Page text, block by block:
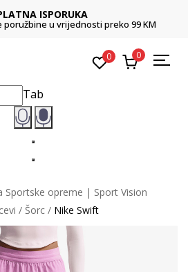
ISPORUKA
poružbine u vrijednosti preko 99 KM
0 0
Tab
Sportske opreme | Sport Vision
Šorc Nike Swift